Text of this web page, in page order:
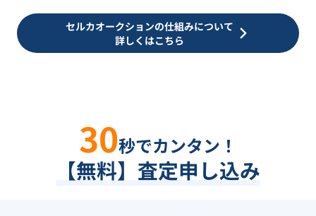
セルカオークションの仕組みについて
詳しくはこちら
30秒でカンタン！
【無料】査定申し込み